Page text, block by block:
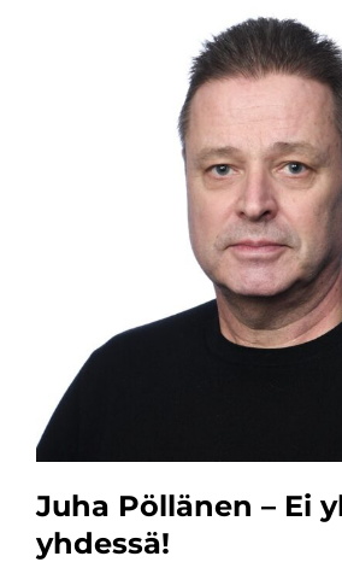
Juha Pöllänen – Ei
yhdessä!